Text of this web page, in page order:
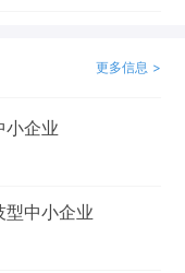
更多信息 >
小企业
中小企业